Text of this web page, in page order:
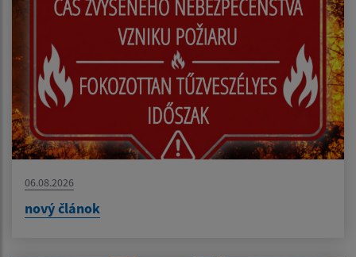
06.08.2026
nový článok